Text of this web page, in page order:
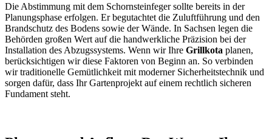
Die Abstimmung mit dem Schornsteinfeger sollte bereits in der
Planungsphase erfolgen. Er begutachtet die Zuluftführung und den
Brandschutz des Bodens sowie der Wände. In Sachsen legen die
Behörden großen Wert auf die handwerkliche Präzision bei der
Installation des Abzugssystems. Wenn wir Ihre Grillkota planen,
berücksichtigen wir diese Faktoren von Beginn an. So verbinden
wir traditionelle Gemütlichkeit mit moderner Sicherheitstechnik und
sorgen dafür, dass Ihr Gartenprojekt auf einem rechtlich sicheren
Fundament steht.